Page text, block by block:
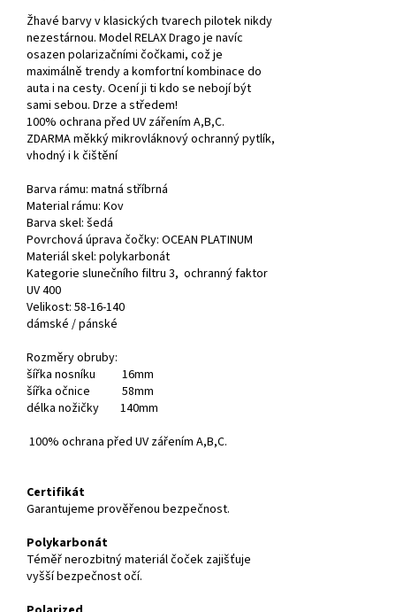
Žhavé barvy v klasických tvarech pilotek nikdy
nezestárnou. Model RELAX Drago je navíc
osazen polarizačními čočkami, což je
maximálně trendy a komfortní kombinace do
auta i na cesty. Ocení ji ti kdo se nebojí být
sami sebou. Drze a středem!
100% ochrana před UV zářením A,B,C.
ZDARMA měkký mikrovláknový ochranný pytlík,
vhodný i k čištění
Barva rámu: matná stříbrná
Material rámu: Kov
Barva skel: šedá
Povrchová úprava čočky: OCEAN PLATINUM
Materiál skel: polykarbonát
Kategorie slunečního filtru 3, ochranný faktor
UV 400
Velikost: 58-16-140
dámské / pánské
Rozměry obruby:
šířka nosníku 16mm
šířka očnice 58mm
délka nožičky 140mm
100% ochrana před UV zářením A,B,C.
Certifikát
Garantujeme prověřenou bezpečnost.
Polykarbonát
Téměř nerozbitný materiál čoček zajišťuje
vyšší bezpečnost očí.